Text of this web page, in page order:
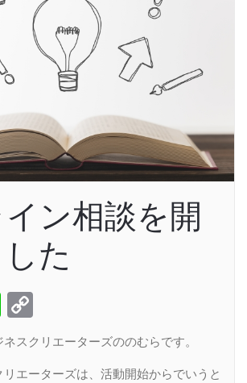
ン相談を開
た
Line
Link
スクリエーターズののむらです。
エーターズは、活動開始からでいうと